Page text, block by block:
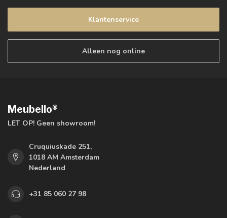
Klantenservice
Alleen nog online
Meubello®
LET OP! Geen showroom!
Cruquiuskade 251,
1018 AM Amsterdam
Nederland
+31 85 060 27 98